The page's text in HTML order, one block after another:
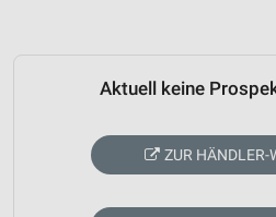
Aktuell keine
ZUR HÄNDLER-